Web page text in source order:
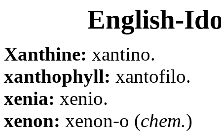
English-
Xanthine: xantino.
xanthophyll: xantofilo.
xenia: xenio.
xenon: xenon-o (chem.)